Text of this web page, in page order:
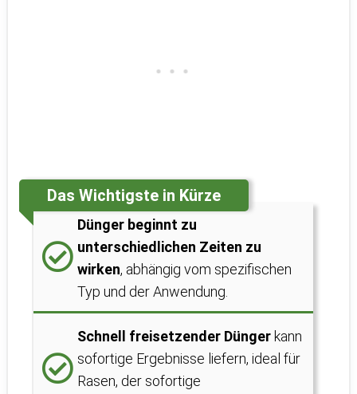
Das Wichtigste in Kürze
Dünger beginnt zu
unterschiedlichen Zeiten zu
wirken, abhängig vom spezifischen
Typ und der Anwendung.
Schnell freisetzender Dünger kann
sofortige Ergebnisse liefern, ideal für
Rasen, der sofortige